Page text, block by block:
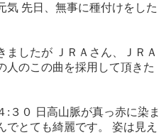
気 先日、無事に種付けをした
ましたが ＪＲＡさん、ＪＲＡ
人のこの曲を採用して頂きた
:３０ 日高山脈が真っ赤に染ま
でとても綺麗です。 姿は見え